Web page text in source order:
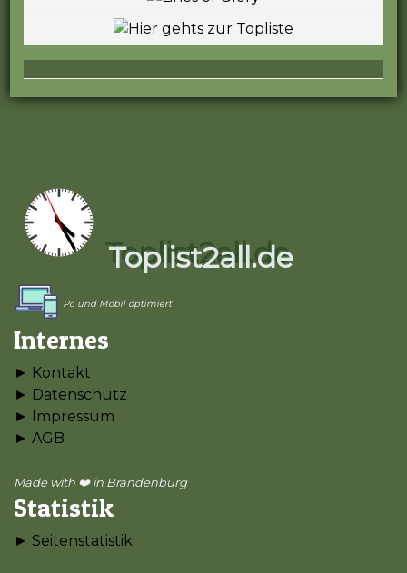
Toplist2all.de
Pc und Mobil optimiert
Internes
► Kontakt
► Datenschutz
► Impressum
► AGB
Made with ❤️ in Brandenburg
Statistik
► Seitenstatistik